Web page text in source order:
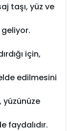
taşı, yüz ve
geliyor.
için,
edilmesini
yüzünüze
faydalıdır.